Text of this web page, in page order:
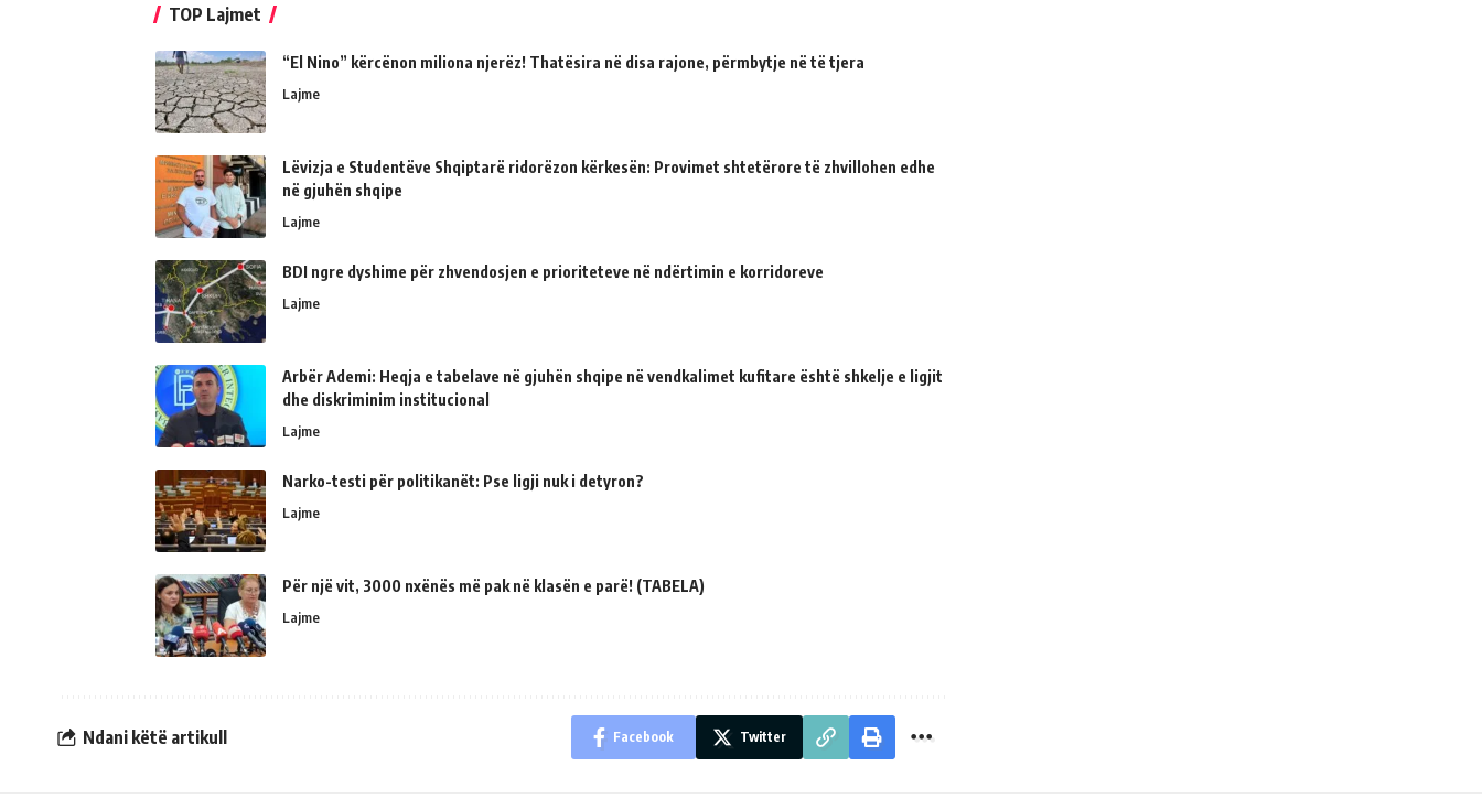
TOP Lajmet
“El Nino” kërcënon miliona njerëz! Thatësira në disa rajone, përmbytje në të tjera
Lajme
Lëvizja e Studentëve Shqiptarë ridorëzon kërkesën: Provimet shtetërore të zhvillohen edhe
në gjuhën shqipe
Lajme
BDI ngre dyshime për zhvendosjen e prioriteteve në ndërtimin e korridoreve
Lajme
Arbër Ademi: Heqja e tabelave në gjuhën shqipe në vendkalimet kufitare është shkelje e ligjit
dhe diskriminim institucional
Lajme
Narko-testi për politikanët: Pse ligji nuk i detyron?
Lajme
Për një vit, 3000 nxënës më pak në klasën e parë! (TABELA)
Lajme
Ndani këtë artikull Facebook Twitter